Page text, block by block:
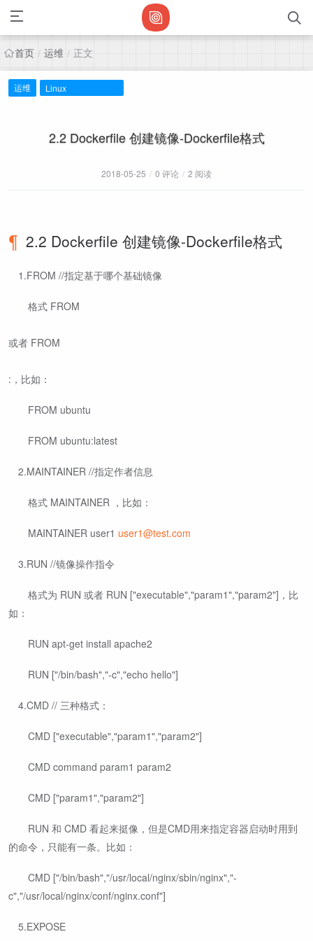
首页 / 运维 / 正文
运维 Linux
2.2 Dockerfile 创建镜像-Dockerfile格式
2018-05-25 / 0 评论 / 2 阅读
2.2 Dockerfile 创建镜像-Dockerfile格式
​ 1.FROM //指定基于哪个基础镜像
​ ​ 格式 FROM
或者 FROM
: ，比如：
​ ​ FROM ubuntu
​ ​ FROM ubuntu:latest
​ 2.MAINTAINER //指定作者信息
​ ​ 格式 MAINTAINER ，比如：
​ ​ MAINTAINER user1 user1@test.com
​ 3.RUN //镜像操作指令
​ ​ 格式为 RUN 或者 RUN ["executable","param1","param2"]，比
如：
​ ​ RUN apt-get install apache2
​ ​ RUN ["/bin/bash","-c","echo hello"]
​ 4.CMD // 三种格式：
​ ​ CMD ["executable","param1","param2"]
​ ​ CMD command param1 param2
​ ​ CMD ["param1","param2"]
​ ​ RUN 和 CMD 看起来挺像，但是CMD用来指定容器启动时用到
的命令，只能有一条。比如：
​ ​ CMD ["/bin/bash","/usr/local/nginx/sbin/nginx","-
c","/usr/local/nginx/conf/nginx.conf"]
​ 5.EXPOSE